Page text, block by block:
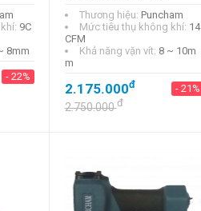
9C
8mm
- 22%
Thương hiệu: Puncham
Mức tiêu thụ không khí: 14
CFM
Khả năng vặn vít: 8 ~ 10m
m
2.175.000đ - 21%
2.750.000đ